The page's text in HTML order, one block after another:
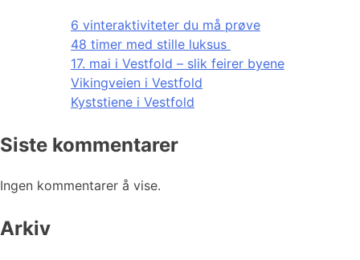
6 vinteraktiviteter du må prøve
48 timer med stille luksus
17. mai i Vestfold – slik feirer byene
Vikingveien i Vestfold
Kyststiene i Vestfold
Siste kommentarer
Ingen kommentarer å vise.
Arkiv